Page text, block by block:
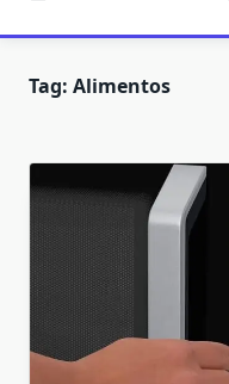
Tag: Alimentos